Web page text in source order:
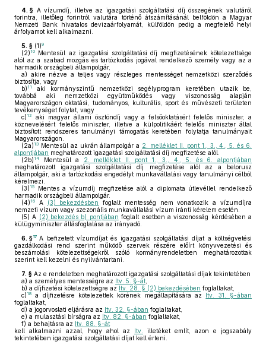
4. § A vízumdíj, illetve az igazgatási szolgáltatási díj összegének valutáról
forintra, illetőleg forintról valutára történő átszámításánál belföldön a Magyar
Nemzeti Bank hivatalos devizaárfolyamát, külföldön pedig a megfelelő helyi
árfolyamot kell alkalmazni.
5. § (1)9
(2) 10
Mentesül az igazgatási szolgáltatási díj megfizetésének kötelezettsége
alól az a szabad mozgás és tartózkodás jogával rendelkező személy vagy az a
harmadik országbeli állampolgár,
a) akire nézve a teljes vagy részleges mentességet nemzetközi szerződés
biztosítja, vagy
b) 11
aki kormányszintű nemzetközi segélyprogram keretében utazik be,
továbbá aki nemzetközi együttműködés vagy viszonosság alapján
Magyarországon oktatási, tudományos, kulturális, sport és művészeti területen
tevékenységet folytat, vagy
c) 12
aki magyar állami ösztöndíj vagy a felsőoktatásért felelős miniszter, a
köznevelésért felelős miniszter, illetve a külpolitikáért felelős miniszter által
biztosított rendszeres tanulmányi támogatás keretében folytatja tanulmányait
Magyarországon.
(2a) 13 Mentesül az ukrán állampolgár a 2. melléklet II. pont 1., 3., 4., 5. és 6.
alpontjában meghatározott igazgatási szolgáltatási díj megfizetése alól.
(2b) 14 Mentesül a
2. melléklet II. pont 1., 3., 4., 5. és 6. alpontjában
meghatározott igazgatási szolgáltatási díj megfizetése alól az a belorusz
állampolgár, aki a tartózkodási engedélyt munkavállalási vagy tanulmányi célból
kérelmezi.
(3) 15
Mentes a vízumdíj megfizetése alól a diplomata útlevéllel rendelkező
harmadik országbeli állampolgár.
(4) 16 A (3) bekezdésben
foglalt mentesség nem vonatkozik a vízumdíjra
nemzeti vízum vagy szezonális munkavállalási vízum iránti kérelem esetén.
(5) A (2) bekezdés b) pontjában foglalt esetben a viszonosság kérdésében a
külügyminiszter állásfoglalása az irányadó.
6. §17 A befizetett vízumdíjat és igazgatási szolgáltatási díjat a költségvetési
gazdálkodási rend szerint működő szervek részére előírt könyvvezetési és
beszámolási kötelezettségekről szóló kormányrendeletben meghatározottak
szerint kell kezelni és nyilvántartani.
7. § Az e rendeletben meghatározott igazgatási szolgáltatási díjak tekintetében
a) a személyes mentességre az Itv. 5. §-át
b) a díjfizetési kötelezettségre az Itv. 28. § (2) bekezdésében foglaltakat,
c) 18 a díjfizetésre kötelezettek körének megállapítására az Itv. 31. §-ában
foglaltakat,
d) a jogorvoslati eljárásra az Itv. 32. §-ában foglaltakat,
e) a mulasztási bírságra az Itv. 82. §-ában foglaltakat,
f) a behajtásra az Itv. 88. §-át
kell alkalmazni azzal, hogy ahol az Itv.
illetéket említ, azon e jogszabály
tekintetében igazgatási szolgáltatási díjat kell érteni.